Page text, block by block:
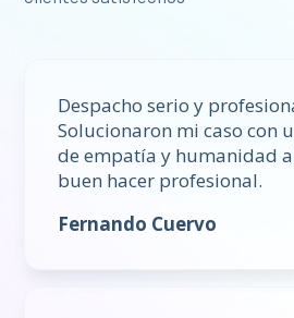
Despacho serio y
Solucionaron mi caso con
de empatía y humanidad
buen hacer profesional.
Fernando Cuervo